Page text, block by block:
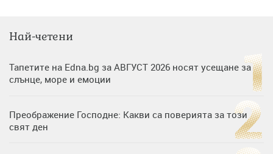
Най-четени
Тапетите на Edna.bg за АВГУСТ 2026 носят усещане за
слънце, море и емоции
Преображение Господне: Какви са поверията за този
свят ден